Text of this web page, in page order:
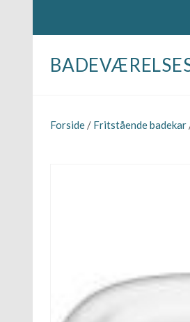
Forside / Fritstående badekar